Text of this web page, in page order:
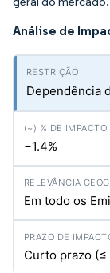
Análise de
Dependência
−1.4%
Em todo os
Curto prazo (≤